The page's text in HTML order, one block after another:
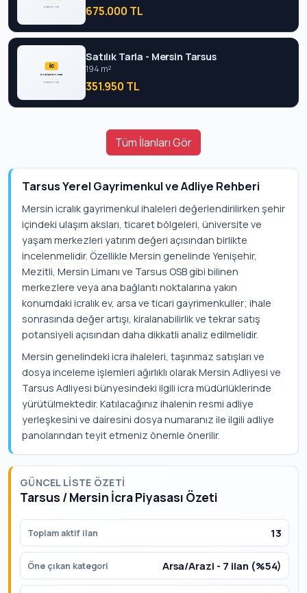
675.000 TL
Satılık Tarla - Mersin Tarsus
194 m²
351.950 TL
Tüm İlanları Gör
Tarsus Yerel Gayrimenkul ve Adliye Rehberi
Mersin icralık gayrimenkul ihaleleri değerlendirilirken şehir
içindeki ulaşım aksları, ticaret bölgeleri, üniversite ve
yaşam merkezleri yatırım değeri açısından birlikte
incelenmelidir. Özellikle Mersin genelinde Yenişehir,
Mezitli, Mersin Limanı ve Tarsus OSB gibi bilinen
merkezlere veya ana bağlantı noktalarına yakın
konumdaki icralık ev, arsa ve ticari gayrimenkuller; ihale
sonrasında değer artışı, kiralanabilirlik ve tekrar satış
potansiyeli açısından daha dikkatli analiz edilmelidir.
Mersin genelindeki icra ihaleleri, taşınmaz satışları ve
dosya inceleme işlemleri ağırlıklı olarak Mersin Adliyesi ve
Tarsus Adliyesi bünyesindeki ilgili icra müdürlüklerinde
yürütülmektedir. Katılacağınız ihalenin resmi adliye
yerleşkesini ve dairesini dosya numaranız ile ilgili adliye
panolarından teyit etmeniz önemle önerilir.
GÜNCEL LISTE ÖZETI
Tarsus / Mersin İcra Piyasası Özeti
Toplam aktif ilan 13
Öne çıkan kategori Arsa/Arazi - 7 ilan (%54)